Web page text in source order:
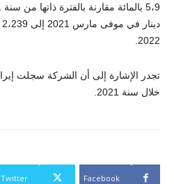
2022.
خلال سنة 2021.
Facebook
Twitter